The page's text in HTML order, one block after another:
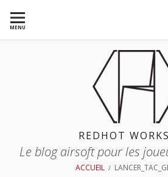
auMENU
REDHOT
Le blog airsoft pour les
ACCUEIL